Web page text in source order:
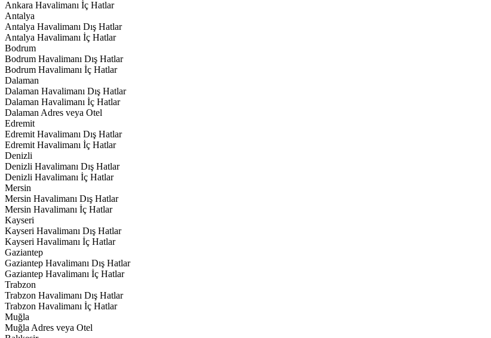
Ankara Havalimanı İç Hatlar
Antalya
Antalya Havalimanı Dış Hatlar
Antalya Havalimanı İç Hatlar
Bodrum
Bodrum Havalimanı Dış Hatlar
Bodrum Havalimanı İç Hatlar
Dalaman
Dalaman Havalimanı Dış Hatlar
Dalaman Havalimanı İç Hatlar
Dalaman Adres veya Otel
Edremit
Edremit Havalimanı Dış Hatlar
Edremit Havalimanı İç Hatlar
Denizli
Denizli Havalimanı Dış Hatlar
Denizli Havalimanı İç Hatlar
Mersin
Mersin Havalimanı Dış Hatlar
Mersin Havalimanı İç Hatlar
Kayseri
Kayseri Havalimanı Dış Hatlar
Kayseri Havalimanı İç Hatlar
Gaziantep
Gaziantep Havalimanı Dış Hatlar
Gaziantep Havalimanı İç Hatlar
Trabzon
Trabzon Havalimanı Dış Hatlar
Trabzon Havalimanı İç Hatlar
Muğla
Muğla Adres veya Otel